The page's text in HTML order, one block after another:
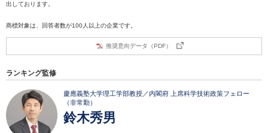
出しております。
商標対象は、回答者数が100人以上の企業です。
推奨意向データ（PDF）
ランキング監修
慶應義塾大学理工学部教授／内閣府 上席科学技術政策フェロー
（非常勤）
鈴木秀男